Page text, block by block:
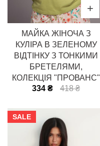
МАЙКА ЖІНОЧА З
КУЛІРА В ЗЕЛЕНОМУ
ВІДТІНКУ З ТОНКИМИ
БРЕТЕЛЯМИ,
КОЛЕКЦІЯ "ПРОВАНС"
334 ₴
418 ₴
SALE